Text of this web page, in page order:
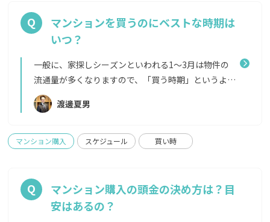
「エリアを広げて探してみよう」という場合は以下
のように探してみることをおすすめします。 優先し
ス、教育環境、緑、資産性など）上記の中でざっく
りとでも、優先順位を決める上記がかなえられるエ
リアを、交通アクセスなら路線、資産性であれば再
開発のエリアや複数路線が走っているところなどか
は、希望のエリアイメージをAgentlyで伝えてみる
マンションを買うのにベストな時期は
いつ？
一般に、家探しシーズンといわれる1〜3月は物件の
流通量が多くなりますので、「買う時期」というより
も、「家探しをスタートする時期」としてぴったり
なのは年明けからだと言われています。 ですが、そ
決してありません。 住宅購入は大きな買い物ですか
中古マンションでは、市場に出た個人や企業が持っ
ている物件を購入する形となります。家を売る理由は
本当にさまざまですので、いい物件が出る時期は読め
渡邊夏男
マンション購入 スケジュール 買い時
マンション購入の頭金の決め方は？目
安はあるの？